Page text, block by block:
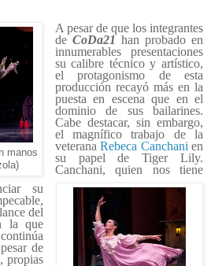
manos
A pesar de que los integrantes
de CoDa21 han probado en
innumerables presentaciones
su calibre técnico y artístico,
el protagonismo de esta
producción recayó más en la
puesta en escena que en el
dominio de sus bailarines.
Cabe destacar, sin embargo,
el magnífico trabajo de la
veteranaRebeca Canchani en
su papel de Tiger Lily.
Canchani, quien nos tiene
su
del
la que
de
propias